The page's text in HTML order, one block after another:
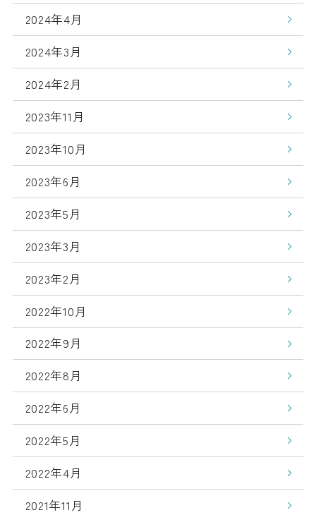
2024年4月
2024年3月
2024年2月
2023年11月
2023年10月
2023年6月
2023年5月
2023年3月
2023年2月
2022年10月
2022年9月
2022年8月
2022年6月
2022年5月
2022年4月
2021年11月